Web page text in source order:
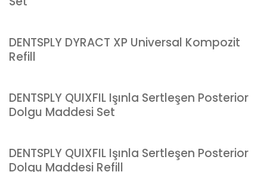
DENTSPLY DYRACT XP Universal Kompozit
Refill
DENTSPLY QUIXFIL Işınla Sertleşen Posterior
Dolgu Maddesi Set
DENTSPLY QUIXFIL Işınla Sertleşen Posterior
Dolgu Maddesi Refill